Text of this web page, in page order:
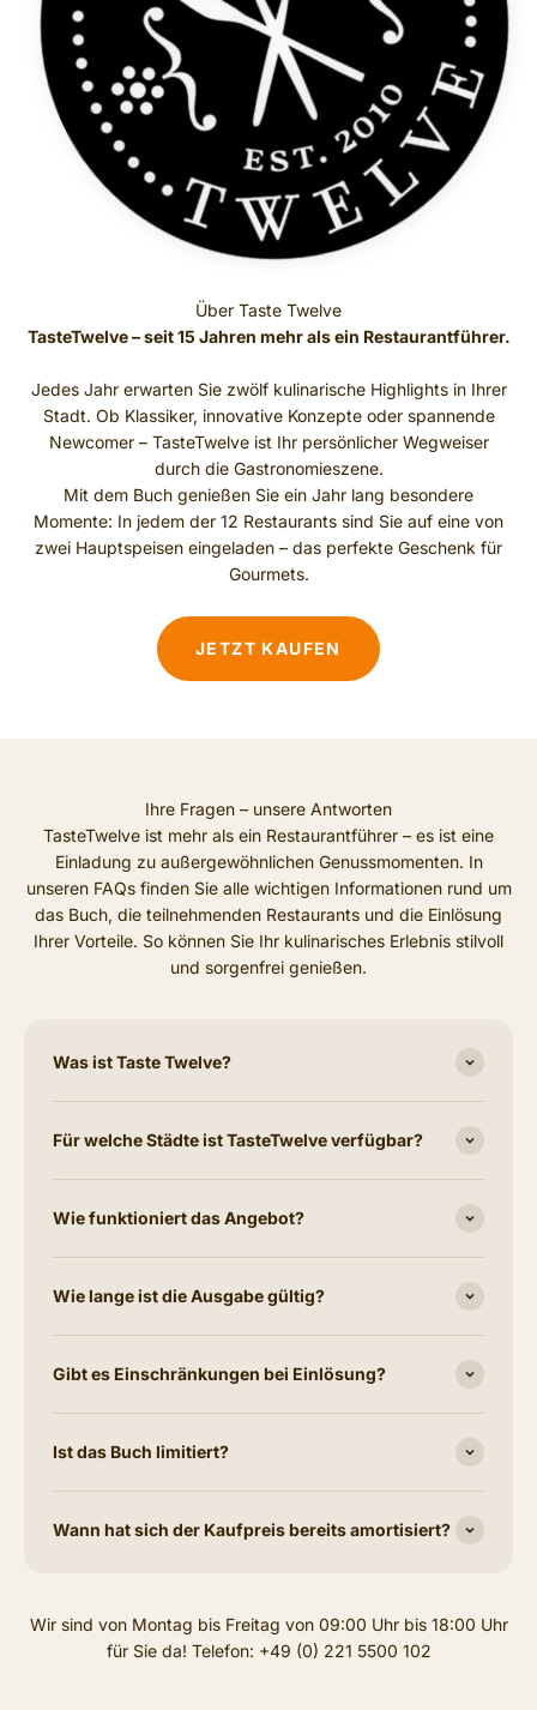
TasteTwelve – seit 15 Jahren mehr als ein Restaurantführer.
Jedes Jahr erwarten Sie zwölf kulinarische Highlights in Ihrer
Stadt. Ob Klassiker, innovative Konzepte oder spannende
Newcomer – TasteTwelve ist Ihr persönlicher Wegweiser
durch die Gastronomieszene.
Mit dem Buch genießen Sie ein Jahr lang besondere
Momente: In jedem der 12 Restaurants sind Sie auf eine von
zwei Hauptspeisen eingeladen – das perfekte Geschenk für
Gourmets.
JETZT KAUFEN
Ihre Fragen – unsere Antworten
TasteTwelve ist mehr als ein Restaurantführer – es ist eine
Einladung zu außergewöhnlichen Genussmomenten. In
unseren FAQs finden Sie alle wichtigen Informationen rund um
das Buch, die teilnehmenden Restaurants und die Einlösung
Ihrer Vorteile. So können Sie Ihr kulinarisches Erlebnis stilvoll
und sorgenfrei genießen.
Was ist Taste Twelve?
Für welche Städte ist TasteTwelve verfügbar?
Wie funktioniert das Angebot?
Wie lange ist die Ausgabe gültig?
Gibt es Einschränkungen bei Einlösung?
Ist das Buch limitiert?
Wann hat sich der Kaufpreis bereits amortisiert?
Wir sind von Montag bis Freitag von 09:00 Uhr bis 18:00 Uhr
für Sie da! Telefon: +49 (0) 221 5500 102